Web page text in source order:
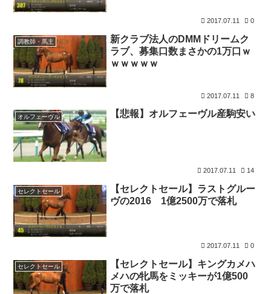
2017.07.11 0
調教師・馬主
新クラブ法人のDMMドリームク
ラブ、募集口数まさかの1万口ｗ
ｗｗｗｗｗ
2017.07.11 8
オルフェーヴル 【悲報】オルフェーヴル産駒安い
2017.07.11 14
セレクトセール
【セレクトセール】ラストグルー
ヴの2016 1億2500万で落札
2017.07.11 0
セレクトセール
【セレクトセール】キングカメハ
メハの牝馬をミッキーが1億500
万で落札